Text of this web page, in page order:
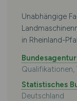
Unabhängige
in Rheinland-
Qualifikationen,
Statistisches
Deutschland